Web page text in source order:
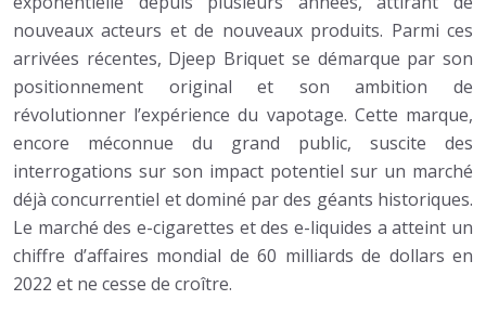
nouveaux acteurs et de nouveaux produits. Parmi ces
arrivées récentes, Djeep Briquet se démarque par son
positionnement original et son ambition de
révolutionner l’expérience du vapotage. Cette marque,
encore méconnue du grand public, suscite des
interrogations sur son impact potentiel sur un marché
déjà concurrentiel et dominé par des géants historiques.
Le marché des e-cigarettes et des e-liquides a atteint un
chiffre d’affaires mondial de 60 milliards de dollars en
2022 et ne cesse de croître.